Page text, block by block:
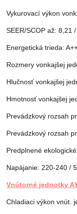
Vykurovací výkon
SEER/SCOP až: 8,21
Energetická trieda:
Rozmery vonkajšej
Hlučnosť vonkajšej
Hmotnosť vonkajšej
Prevádzkový rozsah
Prevádzkový rozsah
Predplnené
Napájanie: 220-240 /
Vnútorné jednotky
Chladiaci výkon vnút.